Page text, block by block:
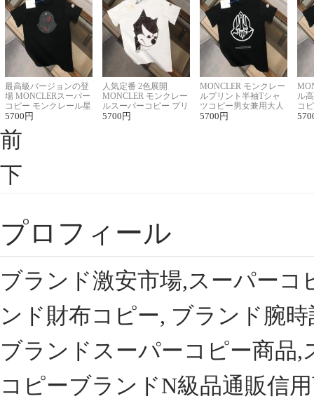
最高級バージョンの登
場 MONCLERスーパー
コピー モンクレール星
座半袖Tシャツ
5700 円
人気定番 2色展開
MONCLER モンクレー
ルスーパーコピー プリ
ント半袖Tシャツ
5700 円
MONCLER モンクレー
ルプリント半袖Tシャ
ツコピー男女兼用大人
可愛い春夏コーデ
5700 円
ル
コ
ィ
前
下
プロフィール
ブランド激安市場,スーパー
ンド財布コピー, ブランド腕
ブランドスーパーコピー商品
コピーブランドN級品通販信